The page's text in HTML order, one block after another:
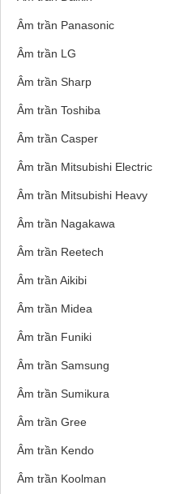
Âm trần Panasonic
Âm trần LG
Âm trần Sharp
Âm trần Toshiba
Âm trần Casper
Âm trần Mitsubishi Electric
Âm trần Mitsubishi Heavy
Âm trần Nagakawa
Âm trần Reetech
Âm trần Aikibi
Âm trần Midea
Âm trần Funiki
Âm trần Samsung
Âm trần Sumikura
Âm trần Gree
Âm trần Kendo
Âm trần Koolman